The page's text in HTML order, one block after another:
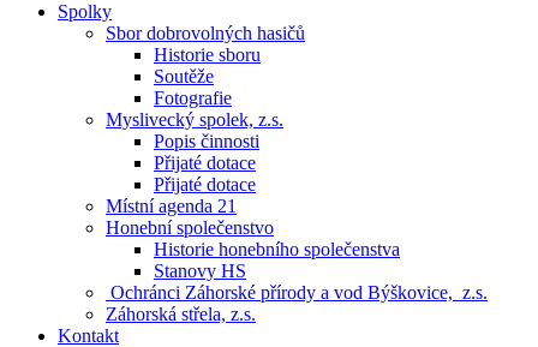
Spolky
Sbor dobrovolných hasičů
Historie sboru
Soutěže
Fotografie
Myslivecký spolek, z.s.
Popis činnosti
Přijaté dotace
Přijaté dotace
Místní agenda 21
Honební společenstvo
Historie honebního společenstva
Stanovy HS
Ochránci Záhorské přírody a vod Býškovice, z.s.
Záhorská střela, z.s.
Kontakt